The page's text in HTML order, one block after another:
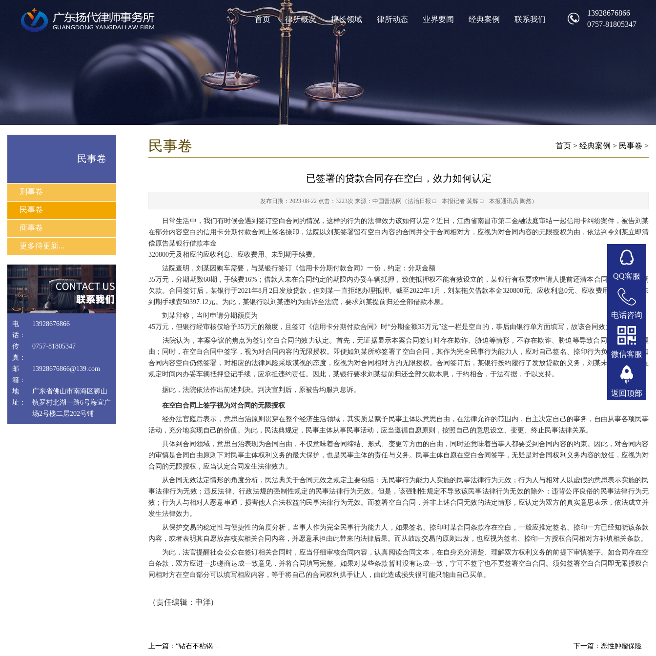
13928676866
0757-81805347
首页 律所概况 擅长领域 律所动态 业界要闻 经典案例 联系我们
QQ客服
电话咨询
微信客服
返回顶部
民事卷
刑事卷
民事卷
商事卷
更多待更新...
电
话：
13928676866
传
真：
0757-81805347
邮
箱：
13928676866@139.com
地
址：
广东省佛山市南海区狮山
镇罗村北湖一路6号海宜广
场2号楼二层202号铺
民事卷 首页 > 经典案例 > 民事卷 >
已签署的贷款合同存在空白，效力如何认定
发布日期：2023-08-22 点击：3223次 来源：中国普法网（法治日报 □ 本报记者 黄辉 □ 本报通讯员 陶然）
日常生活中，我们有时候会遇到签订空白合同的情况，这样的行为的法律效力该如何认定？近日，江西省南昌市第二金融法庭审结一起信用卡纠纷案件，被告刘某
在部分内容空白的信用卡分期付款合同上签名捺印，法院以刘某签署留有空白内容的合同并交于合同相对方，应视为对合同内容的无限授权为由，依法判令刘某立即清
偿原告某银行借款本金
320800元及相应的应收利息、应收费用、未到期手续费。
法院查明，刘某因购车需要，与某银行签订《信用卡分期付款合同》一份，约定：分期金额
35万元，分期期数60期，手续费16%；借款人未在合同约定的期限内办妥车辆抵押，致使抵押权不能有效设立的，某银行有权要求申请人提前还清本合同项下所有分期
欠款。合同签订后，某银行于2021年8月2日发放贷款，但刘某一直拒绝办理抵押。截至2022年1月，刘某拖欠借款本金320800元、应收利息0元、应收费用933.28元、未
到期手续费50397.12元。为此，某银行以刘某违约为由诉至法院，要求刘某提前归还全部借款本息。
刘某辩称，当时申请分期额度为
45万元，但银行经审核仅给予35万元的额度，且签订《信用卡分期付款合同》时“分期金额35万元”这一栏是空白的，事后由银行单方面填写，故该合同效力存在瑕疵。
法院认为，本案争议的焦点为签订空白合同的效力认定。首先，无证据显示本案合同签订时存在欺诈、胁迫等情形，不存在欺诈、胁迫等导致合同无效的法定理
由；同时，在空白合同中签字，视为对合同内容的无限授权。即便如刘某所称签署了空白合同，其作为完全民事行为能力人，应对自己签名、捺印行为负责，刘某明知
合同内容空白仍然签署，对相应的法律风险采取漠视的态度，应视为对合同相对方的无限授权。合同签订后，某银行按约履行了发放贷款的义务，刘某未按合同约定在
规定时间内办妥车辆抵押登记手续，应承担违约责任。因此，某银行要求刘某提前归还全部欠款本息，于约相合，于法有据，予以支持。
据此，法院依法作出前述判决。判决宣判后，原被告均服判息诉。
在空白合同上签字视为对合同的无限授权
经办法官庭后表示，意思自治原则贯穿在整个经济生活领域，其实质是赋予民事主体以意思自由，在法律允许的范围内，自主决定自己的事务，自由从事各项民事
活动，充分地实现自己的价值。为此，民法典规定，民事主体从事民事活动，应当遵循自愿原则，按照自己的意思设立、变更、终止民事法律关系。
具体到合同领域，意思自治表现为合同自由，不仅意味着合同缔结、形式、变更等方面的自由，同时还意味着当事人都要受到合同内容的约束。因此，对合同内容
的审慎是合同自由原则下对民事主体权利义务的最大保护，也是民事主体的责任与义务。民事主体自愿在空白合同签字，无疑是对合同权利义务内容的放任，应视为对
合同的无限授权，应当认定合同发生法律效力。
从合同无效法定情形的角度分析，民法典关于合同无效之规定主要包括：无民事行为能力人实施的民事法律行为无效；行为人与相对人以虚假的意思表示实施的民
事法律行为无效；违反法律、行政法规的强制性规定的民事法律行为无效。但是，该强制性规定不导致该民事法律行为无效的除外；违背公序良俗的民事法律行为无
效；行为人与相对人恶意串通，损害他人合法权益的民事法律行为无效。而签署空白合同，并非上述合同无效的法定情形，应认定为双方的真实意思表示，依法成立并
发生法律效力。
从保护交易的稳定性与便捷性的角度分析，当事人作为完全民事行为能力人，如果签名、捺印时某合同条款存在空白，一般应推定签名、捺印一方已经知晓该条款
内容，或者表明其自愿放弃核实相关合同内容，并愿意承担由此带来的法律后果。而从鼓励交易的原则出发，也应视为签名、捺印一方授权合同相对方补填相关条款。
为此，法官提醒社会公众在签订相关合同时，应当仔细审核合同内容，认真阅读合同文本，在自身充分清楚、理解双方权利义务的前提下审慎签字。如合同存在空
白条款，双方应进一步磋商达成一致意见，并将合同填写完整。如果对某些条款暂时没有达成一致，宁可不签字也不要签署空白合同。须知签署空白合同即无限授权合
同相对方在空白部分可以填写相应内容，等于将自己的合同权利拱手让人，由此造成损失很可能只能由自己买单。
（责任编辑：申洋)
上一篇：“钻石不粘锅… 下一篇：恶性肿瘤保险…